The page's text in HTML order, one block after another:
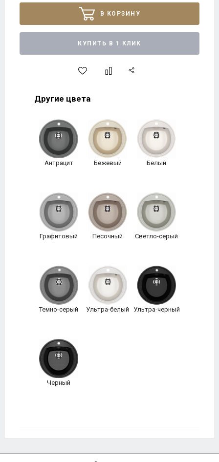
В КОРЗИНУ
КУПИТЬ В 1 КЛИК
Другие цвета
Антрацит Бежевый Белый
Графитовый Песочный Светло-серый
Темно-серый Ультра-белый Ультра-черный
Черный